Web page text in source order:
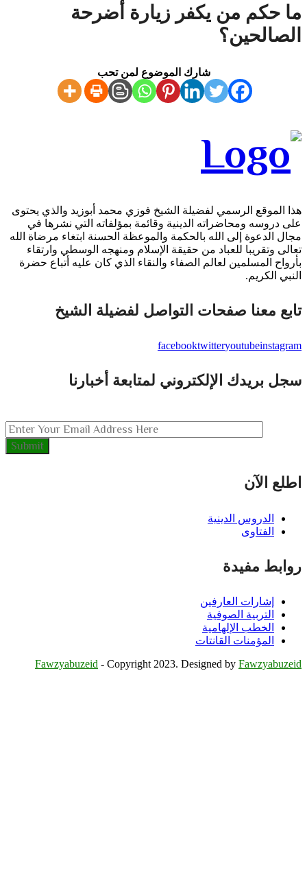
حكم من يكفر زيارة أضرحة
شارك الموضوع لمن تحب
الموقع الرسمي لفضيلة الشيخ فوزي محمد أبوزيد والذي يحتوى
دروسه ومحاضراته الدينية وقائمة بمؤلفاته التي نشرها في
الدعوة إلى الله بالحكمة والموعظة الحسنة ابتغاء مرضاة الله
وتقريبا للعباد من حقيقة الإسلام ومنهجه الوسطي وارتقاء
المسلمين لعالم الصفاء والنقاء الذي كان عليه أتباع حضرة
الكريم.
معنا صفحات التواصل لفضيلة الشيخ
facebooktwitteryoutube
بريدك الإلكتروني لمتابعة أخبارنا
الآن
الدروس الدينية
الفتاوى
مفيدة
إشارات العارفين
التربية الصوفية
الخطب الإلهامية
المؤمنات القانتات
Fawzyabuzeid- Copyright 2023. Designed by